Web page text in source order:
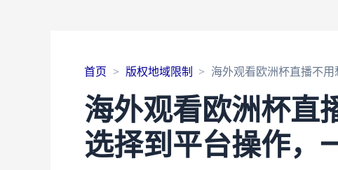
首页 版权地域限制 海外观看欧洲杯直播不
海外观看欧洲杯直
选择到平台操作，